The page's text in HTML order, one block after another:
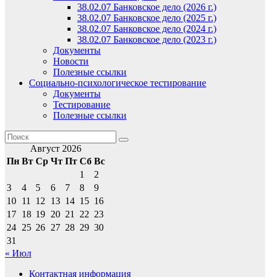
38.02.07 Банковское дело (2026 г.)
38.02.07 Банковское дело (2025 г.)
38.02.07 Банковское дело (2024 г.)
38.02.07 Банковское дело (2023 г.)
Документы
Новости
Полезные ссылки
Социально-психологическое тестирование
Документы
Тестирование
Полезные ссылки
Август 2026
Пн Вт Ср Чт Пт Сб Вс
1
2
3
4 5 6 7 8
9
10 11 12 13 14 15 16
17 18 19 20 21 22 23
24 25 26 27 28 29 30
31
« Июл
Контактная информация